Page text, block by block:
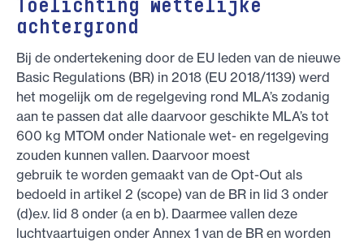
Toelichting wettelijke
achtergrond
Bij de ondertekening door de EU leden van de nieuwe
Basic Regulations (BR) in 2018 (EU 2018/1139) werd
het mogelijk om de regelgeving rond MLA’s zodanig
aan te passen dat alle daarvoor geschikte MLA’s tot
600 kg MTOM onder Nationale wet- en regelgeving
zouden kunnen vallen. Daarvoor moest
gebruik te worden gemaakt van de Opt-Out als
bedoeld in artikel 2 (scope) van de BR in lid 3 onder
(d)e.v. lid 8 onder (a en b). Daarmee vallen deze
luchtvaartuigen onder Annex 1 van de BR en worden